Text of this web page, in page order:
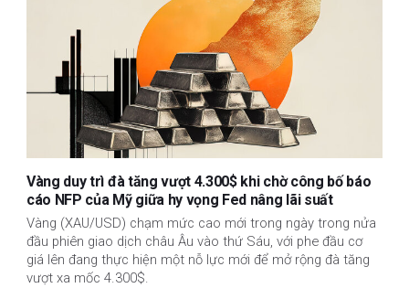
Vàng duy trì đà tăng vượt 4.300$ khi chờ công bố báo
cáo NFP của Mỹ giữa hy vọng Fed nâng lãi suất
Vàng (XAU/USD) chạm mức cao mới trong ngày trong nửa
đầu phiên giao dịch châu Âu vào thứ Sáu, với phe đầu cơ
giá lên đang thực hiện một nỗ lực mới để mở rộng đà tăng
vượt xa mốc 4.300$.